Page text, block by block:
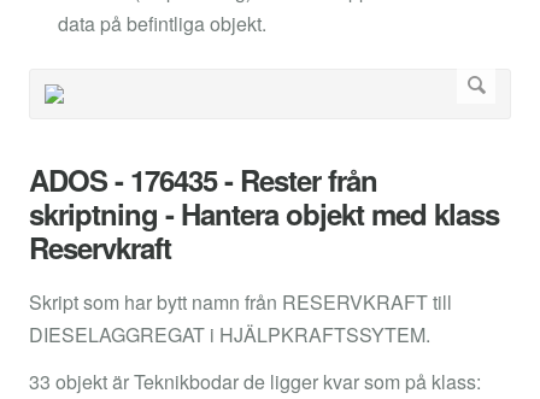
data på befintliga objekt.
ADOS - 176435 - Rester från
skriptning - Hantera objekt med klass
Reservkraft
Skript som har bytt namn från RESERVKRAFT till
DIESELAGGREGAT i HJÄLPKRAFTSSYTEM.
33 objekt är Teknikbodar de ligger kvar som på klass: